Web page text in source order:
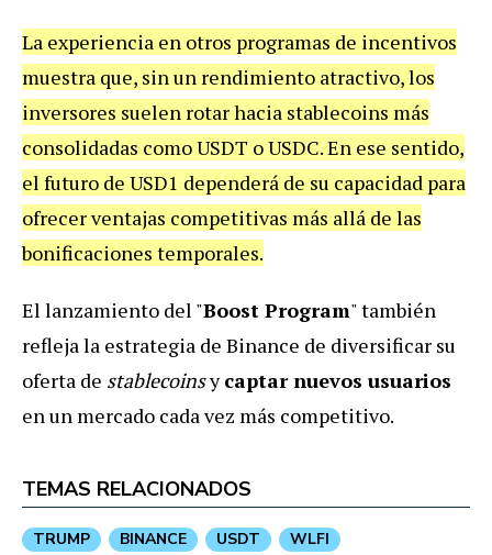
La experiencia en otros programas de incentivos
muestra que, sin un rendimiento atractivo, los
inversores suelen rotar hacia stablecoins más
consolidadas como USDT o USDC. En ese sentido,
el futuro de USD1 dependerá de su capacidad para
ofrecer ventajas competitivas más allá de las
bonificaciones temporales.
El lanzamiento del "Boost Program" también
refleja la estrategia de Binance de diversificar su
oferta de stablecoinsycaptar nuevos usuarios
en un mercado cada vez más competitivo.
TEMAS RELACIONADOS
TRUMP BINANCE USDT WLFI